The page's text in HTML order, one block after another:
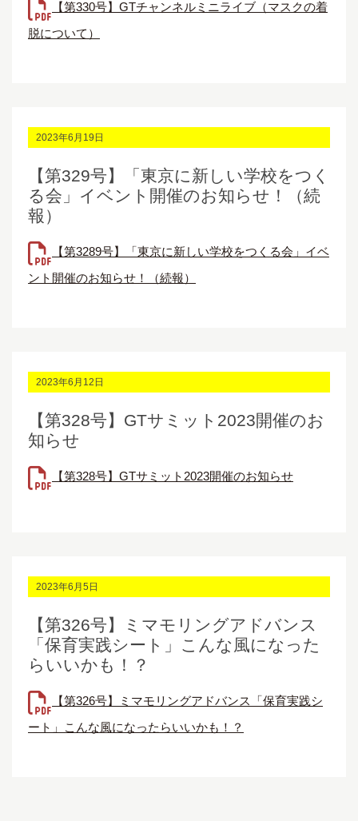
【第330号】GTチャンネルミニライブ（マスクの着
脱について）
2023年6月19日
【第329号】「東京に新しい学校をつく
る会」イベント開催のお知らせ！（続
報）
【第3289号】「東京に新しい学校をつくる会」イベ
ント開催のお知らせ！（続報）
2023年6月12日
【第328号】GTサミット2023開催のお
知らせ
【第328号】GTサミット2023開催のお知らせ
2023年6月5日
【第326号】ミマモリングアドバンス
「保育実践シート」こんな風になった
らいいかも！？
【第326号】ミマモリングアドバンス「保育実践シ
ート」こんな風になったらいいかも！？